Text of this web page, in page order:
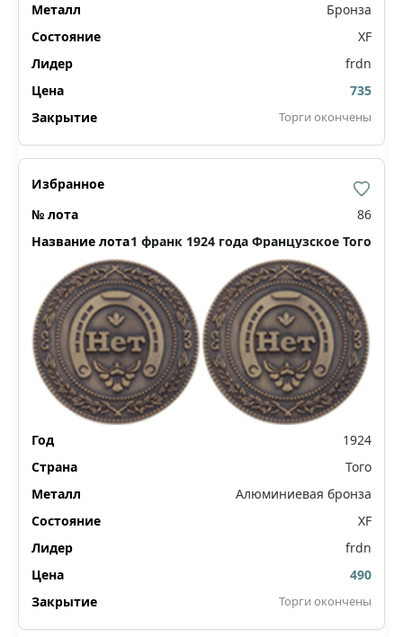
Бронза
XF
frdn
735
Торги окончены
86
1 франк 1924 года Французское Того
1924
Того
Алюминиевая бронза
XF
frdn
490
Торги окончены